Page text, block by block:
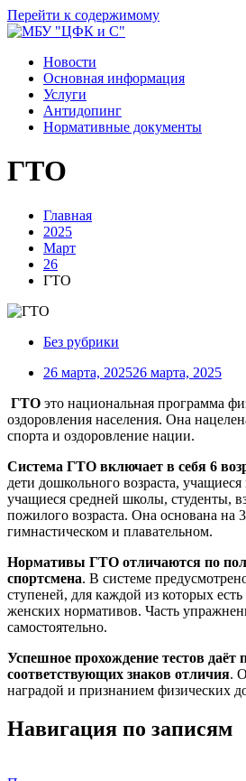
Перейти к содержимому
Новости
Основная информация
Услуги
Антидопинг
Нормативные документы
ГТО
Главная
2025
Март
26
ГТО
Без рубрики
26 марта, 202526 марта, 2025
ГТО это национальная программа
оздоровления населения. Она
спорта и оздоровление нации.
Система ГТО включает в себя 6
дети дошкольного возраста,
учащиеся средней школы, студенты,
пожилого возраста. Она основана на
гимнастическом и плавательном.
Нормативы ГТО отличаются по
спортсмена. В системе
ступеней, для каждой из которых
женских нормативов. Часть
самостоятельно.
Успешное прохождение тестов даёт
соответствующих знаков отличия.
наградой и признанием физических
Навигация по записям